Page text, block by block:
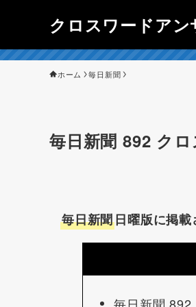
クロスワードアン
ホーム 毎日新聞
毎日新聞 892 クロ
毎日新聞日曜版に掲